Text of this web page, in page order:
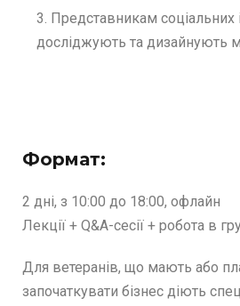
Представникам соціальних
досліджують та дизайнують
Формат:
2 дні, з 10:00 до 18:00, офлайн
Лекції + Q&A-сесії + робота в
Для ветеранів, що мають або
започаткувати бізнес діють